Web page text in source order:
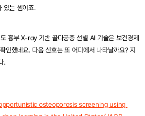
있는 셈이죠.
흉부 X-ray 기반 골다공증 선별 AI 기술은 보건경제
인했네요. 다음 신호는 또 어디에서 나타날까요? 지
.
osteoporosis screening using